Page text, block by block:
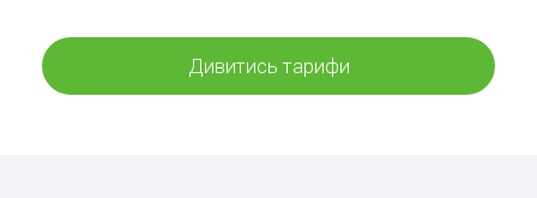
Дивитись тарифи